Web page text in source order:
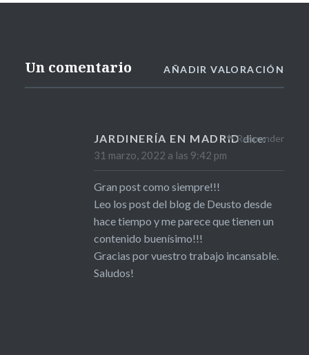
Un comentario AÑADIR VALORACIÓN
JARDINERÍA EN MADRIDdice:
31 marzo, 2022 a las 9:42 pm
Gran post como siempre!!!
Leo los post del blog de Deusto desde
hace tiempo y me parece que tienen un
contenido buenísimo!!!
Gracias por vuestro trabajo incansable.
Saludos!
Responder